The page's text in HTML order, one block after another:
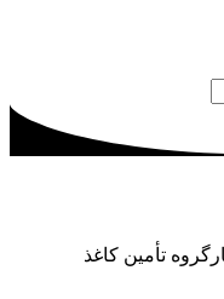
تأمین کاغذ